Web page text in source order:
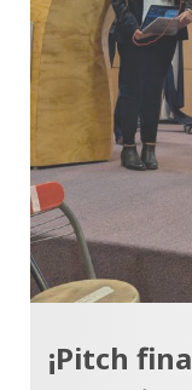
¡Pitch